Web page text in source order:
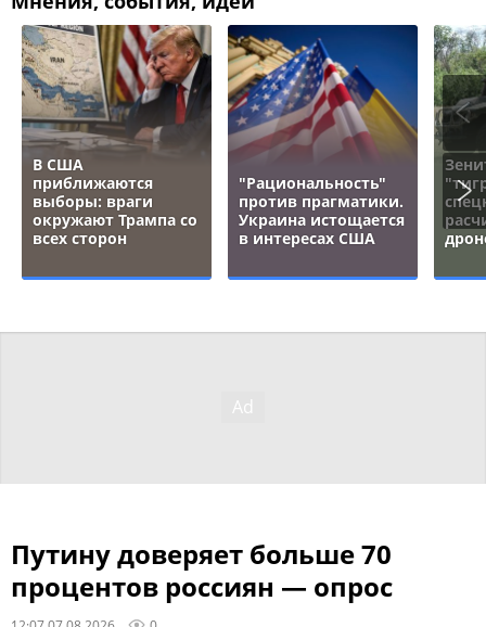
В США
приближаются
выборы: враги
окружают Трампа со
всех сторон
"Рациональность"
против прагматики.
Украина истощается
в интересах США
Путину доверяет больше 70
процентов россиян — опрос